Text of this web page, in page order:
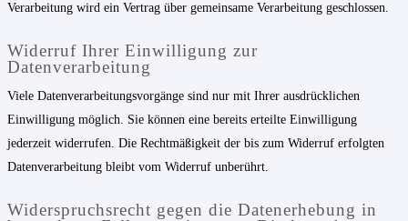
Verarbeitung wird ein Vertrag über gemeinsame Verarbeitung geschlossen.
Widerruf Ihrer Einwilligung zur
Datenverarbeitung
Viele Datenverarbeitungsvorgänge sind nur mit Ihrer ausdrücklichen
Einwilligung möglich. Sie können eine bereits erteilte Einwilligung
jederzeit widerrufen. Die Rechtmäßigkeit der bis zum Widerruf erfolgten
Datenverarbeitung bleibt vom Widerruf unberührt.
Widerspruchsrecht gegen die Datenerhebung in